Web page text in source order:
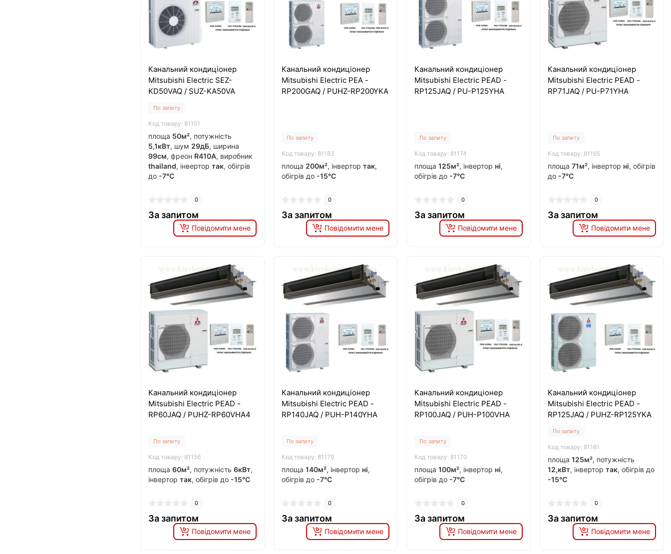
Канальний кондиціонер
Mitsubishi Electric SEZ-
KD50VAQ / SUZ-KA50VA
По запиту
Код товару: 81151
площа 50м², потужність
5,1кВт, шум 29дБ, ширина
99см, фреон R410A, виробник
thailand, інвертор так, обігрів
до -7°C
0
За запитом
Повідомити мене
Канальний кондиціонер
Mitsubishi Electric PEA -
RP200GAQ / PUHZ-RP200YKA
По запиту
Код товару: 81183
площа 200м², інвертор так,
обігрів до -15°C
0
За запитом
Повідомити мене
Канальний кондиціонер
Mitsubishi Electric PEAD -
RP125JAQ / PU-P125YHA
По запиту
Код товару: 81174
площа125м², інвертор ні,
обігрів до -7°C
0
За запитом
Повідомити мене
Канальний кондиціонер
Mitsubishi Electric PEAD -
RP71JAQ / PU-P71YHA
По запиту
Код товару: 81165
площа71м², інвертор ні, обігрів
до -7°C
0
За запитом
Повідомити мене
Канальний кондиціонер
Mitsubishi Electric PEAD -
RP60JAQ / PUHZ-RP60VHA4
По запиту
Код товару: 81156
площа 60м², потужність 6кВт,
інвертор так, обігрів до -15°C
0
За запитом
Повідомити мене
Канальний кондиціонер
Mitsubishi Electric PEAD -
RP140JAQ / PUH-P140YHA
По запиту
Код товару: 81179
площа 140м², інвертор ні,
обігрів до -7°C
0
За запитом
Повідомити мене
Канальний кондиціонер
Mitsubishi Electric PEAD -
RP100JAQ / PUH-P100VHA
По запиту
Код товару: 81170
площа100м², інвертор ні,
обігрів до -7°C
0
За запитом
Повідомити мене
Канальний кондиціонер
Mitsubishi Electric PEAD -
RP125JAQ / PUHZ-RP125YKA
По запиту
Код товару: 81161
площа125м², потужність
12,кВт, інвертортак, обігрів до
-15°C
0
За запитом
Повідомити мене